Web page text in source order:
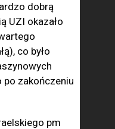
dobrą
UZI okazało
co było
po zakończeniu
pm